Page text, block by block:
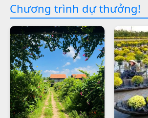
Chương trình dự thưởng!